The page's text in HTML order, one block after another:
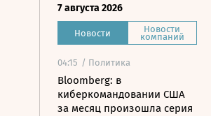
7 августа 2026
Новости Новости
компаний
04:15 / Политика
Bloomberg: в
киберкомандовании США
за месяц произошла серия